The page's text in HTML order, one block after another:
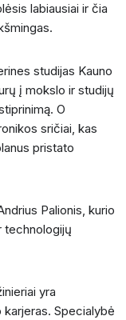
labiausiai ir čia
studijas Kauno
į mokslo ir studijų
O
sričiai, kas
pristato
Palionis, kurio
technologijų
yra
Specialybė